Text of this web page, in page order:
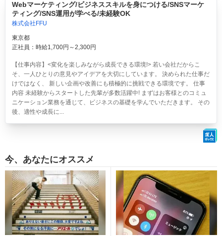
Webマーケティング/ビジネススキルを身につける/SNSマーケ
ティング/SNS運用が学べる/未経験OK
株式会社FFU
東京都
正社員：時給1,700円～2,300円
【仕事内容】<変化を楽しみながら成長できる環境!> 若い会社だからこ
そ、一人ひとりの意見やアイデアを大切にしています。 決められた仕事だ
けではなく、 新しい企画や改善にも積極的に挑戦できる環境です。 仕事
内容 未経験からスタートした先輩が多数活躍中! まずはお客様とのコミュ
ニケーション業務を通じて、ビジネスの基礎を学んでいただきます。 その
後、適性や成長に...
今、あなたにオススメ